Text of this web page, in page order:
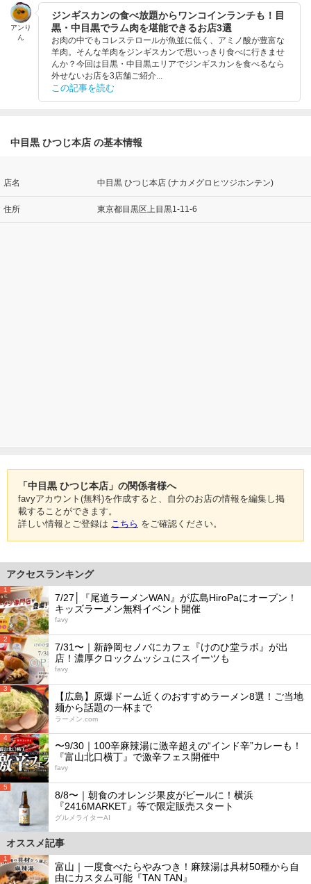
アンり
ん
ジンギスカンの食べ放題からワンコインランチも！目
黒・中目黒でラム肉を堪能できるお店3選
お肉の中でもコレステロールが魚並に低く、アミノ酸が豊富な
羊肉。そんな羊肉をジンギスカンで思いっきり食べに行きませ
んか？今回は目黒・中目黒エリアでジンギスカンを食べるなら
外せないお店を3店舗ご紹介...
この記事を読む
中目黒 ひつじ本店 の基本情報
店名 中目黒 ひつじ本店 (ナカメグロヒツジホンテン)
住所 東京都目黒区上目黒1-11-6
「中目黒 ひつじ本店」の関係者様へ
favyアカウント(無料)を作成すると、自分のお店の情報を編集し掲
載することができます。
詳しい情報とご登録は こちら をご確認ください。
アクセスランキング
1
7/27│『尾道ラーメンWAN』が広島HiroPaにオープン！
キッズラーメン無料イベント開催
favy
2
7/31〜｜新静岡セノバにカフェ『けのひ堂ラボ』が出
店！濃厚クロックムッシュにスイーツも
favy
3
【広島】原爆ドーム近くのおすすめラーメン8選！ご当地
麺から話題の一杯まで
ラーメン.com
4
〜9/30｜100辛麻辣湯に激辛超えの“インド辛”カレーも！
『富山北口横丁』で激辛フェス開催中
favy
5
8/8〜｜朝食のオレンジ果皮がビールに！横浜
『2416MARKET』等で限定販売スタート
グルメライターAI
オススメ記事
1
富山｜一度食べたらやみつき！麻辣湯は具材50種から自
由にカスタム可能『TAN TAN』